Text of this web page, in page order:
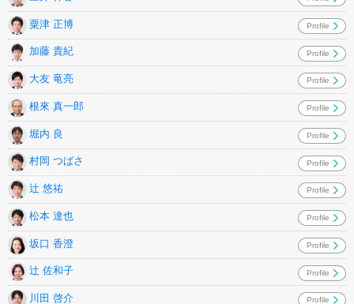
粟津 正博 Profile
加藤 貴紀 Profile
大友 竜亮 Profile
根來 真一郎 Profile
堀内 良 Profile
村岡 つばさ Profile
辻 悠祐 Profile
松本 達也 Profile
坂口 香澄 Profile
辻 佐和子 Profile
川田 啓介 Profile